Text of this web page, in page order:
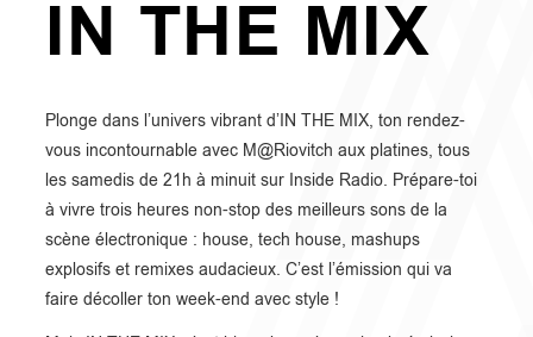
IN THE MIX
Plonge dans l’univers vibrant d’IN THE MIX, ton rendez-
vous incontournable avec M@Riovitch aux platines, tous
les samedis de 21h à minuit sur Inside Radio. Prépare-toi
à vivre trois heures non-stop des meilleurs sons de la
scène électronique : house, tech house, mashups
explosifs et remixes audacieux. C’est l’émission qui va
faire décoller ton week-end avec style !